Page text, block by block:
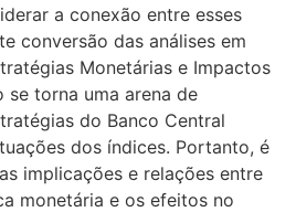
a conexão entre esses
conversão das análises em
Monetárias e Impactos
torna uma arena de
do Banco Central
dos índices. Portanto, é
implicações e relações entre
monetária e os efeitos no